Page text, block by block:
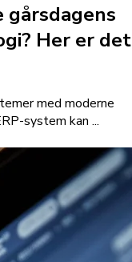
Her er det
med moderne
system kan ...